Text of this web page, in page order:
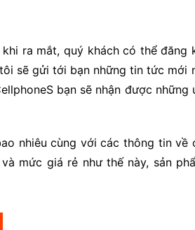
ra mắt, quý khách có thể
sẽ gửi tới bạn những tin tức mới
bạn sẽ nhận được
nhiêu cùng với các thông tin về
mức giá rẻ như thế này, sản